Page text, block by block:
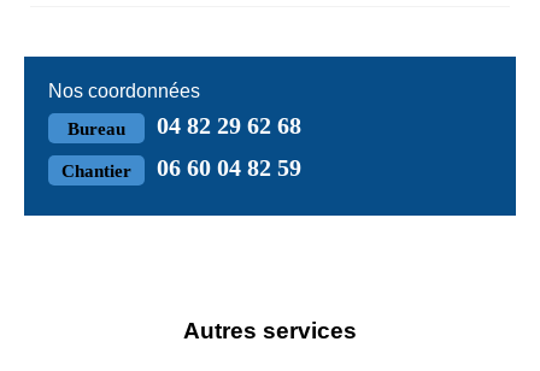
Nos coordonnées
Bureau 04 82 29 62 68
Chantier 06 60 04 82 59
Autres services